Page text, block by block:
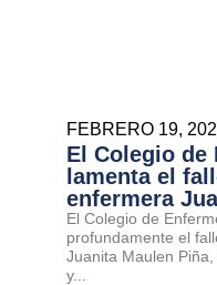
FEBRERO 19,
El Colegio de
lamenta el
enfermera
El Colegio de
profundamente el
Juanita Maulen
y...